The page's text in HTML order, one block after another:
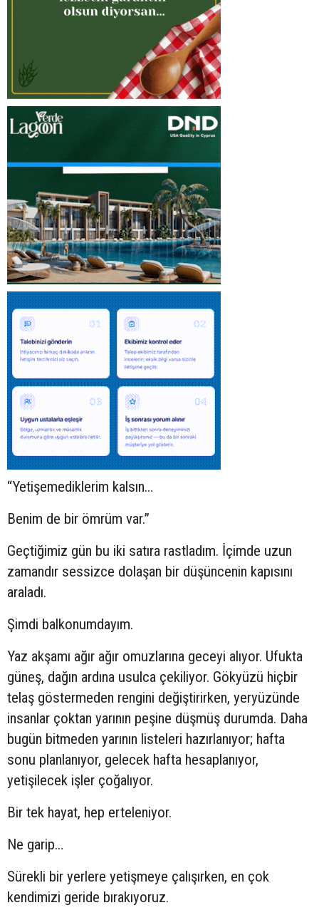
“Yetişemediklerim kalsın…
Benim de bir ömrüm var.”
Geçtiğimiz gün bu iki satıra rastladım. İçimde uzun
zamandır sessizce dolaşan bir düşüncenin kapısını
araladı.
Şimdi balkonumdayım.
Yaz akşamı ağır ağır omuzlarına geceyi alıyor. Ufukta
güneş, dağın ardına usulca çekiliyor. Gökyüzü hiçbir
telaş göstermeden rengini değiştirirken, yeryüzünde
insanlar çoktan yarının peşine düşmüş durumda. Daha
bugün bitmeden yarının listeleri hazırlanıyor; hafta
sonu planlanıyor, gelecek hafta hesaplanıyor,
yetişilecek işler çoğalıyor.
Bir tek hayat, hep erteleniyor.
Ne garip…
Sürekli bir yerlere yetişmeye çalışırken, en çok
kendimizi geride bırakıyoruz.